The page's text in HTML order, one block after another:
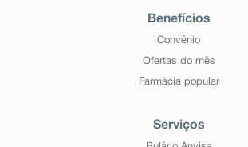
Benefícios
Convênio
Ofertas do mês
Farmácia popular
Serviços